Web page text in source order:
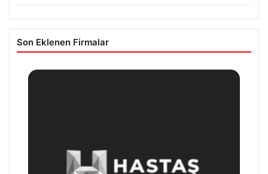
Son Eklenen Firmalar